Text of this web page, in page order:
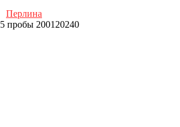
Перлина
пробы 200120240